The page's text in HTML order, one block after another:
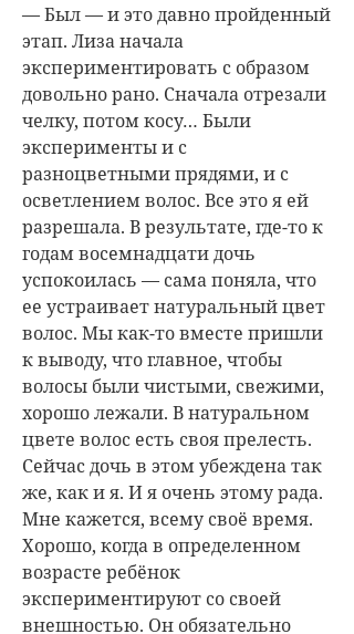
— Был — и это давно пройденный
этап. Лиза начала
экспериментировать с образом
довольно рано. Сначала отрезали
челку, потом косу… Были
эксперименты и с
разноцветными прядями, и с
осветлением волос. Все это я ей
разрешала. В результате, где-то к
годам восемнадцати дочь
успокоилась — сама поняла, что
ее устраивает натуральный цвет
волос. Мы как-то вместе пришли
к выводу, что главное, чтобы
волосы были чистыми, свежими,
хорошо лежали. В натуральном
цвете волос есть своя прелесть.
Сейчас дочь в этом убеждена так
же, как и я. И я очень этому рада.
Мне кажется, всему своё время.
Хорошо, когда в определенном
возрасте ребёнок
экспериментируют со своей
внешностью. Он обязательно